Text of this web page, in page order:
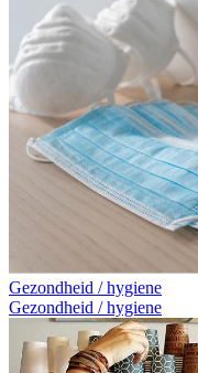
Gezondheid / hygiene
Gezondheid / hygiene